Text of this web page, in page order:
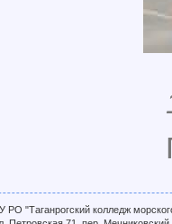
"Таганрогский колледж